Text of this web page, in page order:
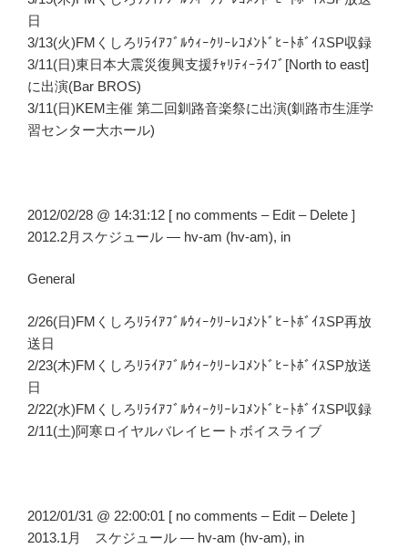
日
3/13(火)FMくしろﾘﾗｲｱﾌﾞﾙｳｨｰｸﾘｰﾚｺﾒﾝﾄﾞﾋｰﾄﾎﾞｲｽSP収録
3/11(日)東日本大震災復興支援ﾁｬﾘﾃｨｰﾗｲﾌﾞ[North to east]
に出演(Bar BROS)
3/11(日)KEM主催 第二回釧路音楽祭に出演(釧路市生涯学
習センター大ホール)
2012/02/28 @ 14:31:12 [ no comments – Edit – Delete ]
2012.2月スケジュール — hv-am (hv-am), in
General
2/26(日)FMくしろﾘﾗｲｱﾌﾞﾙｳｨｰｸﾘｰﾚｺﾒﾝﾄﾞﾋｰﾄﾎﾞｲｽSP再放
送日
2/23(木)FMくしろﾘﾗｲｱﾌﾞﾙｳｨｰｸﾘｰﾚｺﾒﾝﾄﾞﾋｰﾄﾎﾞｲｽSP放送
日
2/22(水)FMくしろﾘﾗｲｱﾌﾞﾙｳｨｰｸﾘｰﾚｺﾒﾝﾄﾞﾋｰﾄﾎﾞｲｽSP収録
2/11(土)阿寒ロイヤルバレイヒートボイスライブ
2012/01/31 @ 22:00:01 [ no comments – Edit – Delete ]
2013.1月 スケジュール — hv-am (hv-am), in